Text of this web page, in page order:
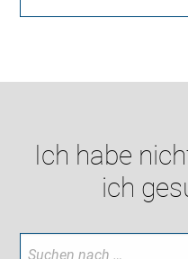
Ich habe
ich